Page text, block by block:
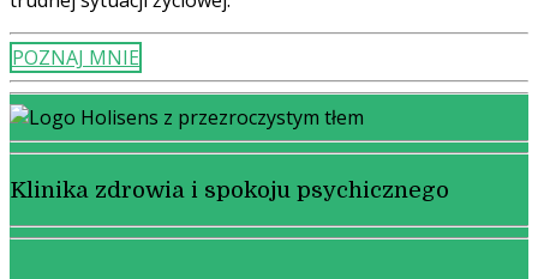
POZNAJ MNIE
Klinika zdrowia i spokoju psychicznego